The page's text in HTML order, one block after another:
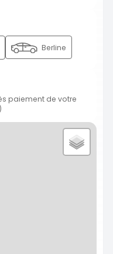
Berline
paiement de votre